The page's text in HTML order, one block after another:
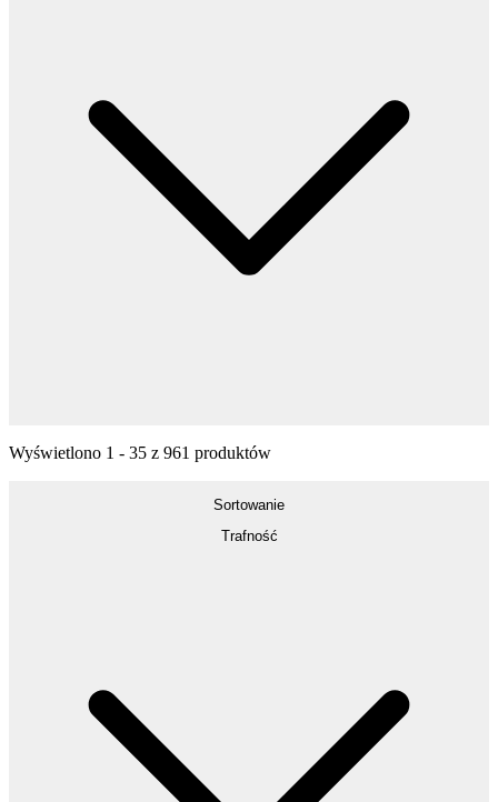
Wyświetlono 1 - 35 z 961 produktów
Sortowanie
Trafność